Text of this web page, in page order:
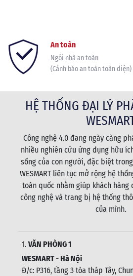
An toàn
Ngôi nhà an toàn
(Cảnh báo an toàn toàn diện)
HỆ THỐNG ĐẠI LÝ
Công nghệ 4.0 đang ngày càng
nhiều nghiên cứu ứng dụng hữu
sống của con người, đặc biệt
WESMART liên tục mở rộng hệ
toàn quốc nhằm giúp khách
công nghệ và trang bị hệ thống
của mình.
1. VĂN PHÒNG 1
WESMART - Hà Nội
Đ/c: P316, tầng 3 tòa tháp Tây,